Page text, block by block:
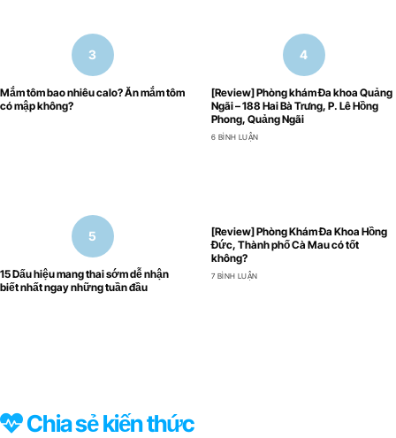
Mắm tôm bao nhiêu calo? Ăn mắm tôm
có mập không?
[Review] Phòng khám Đa khoa Quảng
Ngãi – 188 Hai Bà Trưng, P. Lê Hồng
Phong, Quảng Ngãi
6 BÌNH LUẬN
15 Dấu hiệu mang thai sớm dễ nhận
biết nhất ngay những tuần đầu
[Review] Phòng Khám Đa Khoa Hồng
Đức, Thành phố Cà Mau có tốt
không?
7 BÌNH LUẬN
Chia sẻ kiến thức